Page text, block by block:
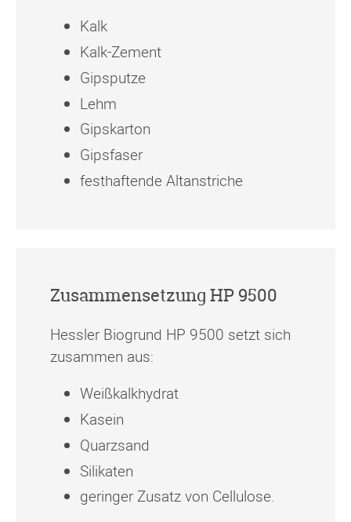
Kalk
Kalk-Zement
Gipsputze
Lehm
Gipskarton
Gipsfaser
festhaftende Altanstriche
Zusammensetzung HP 9500
Hessler Biogrund HP 9500 setzt sich
zusammen aus:
Weißkalkhydrat
Kasein
Quarzsand
Silikaten
geringer Zusatz von Cellulose.